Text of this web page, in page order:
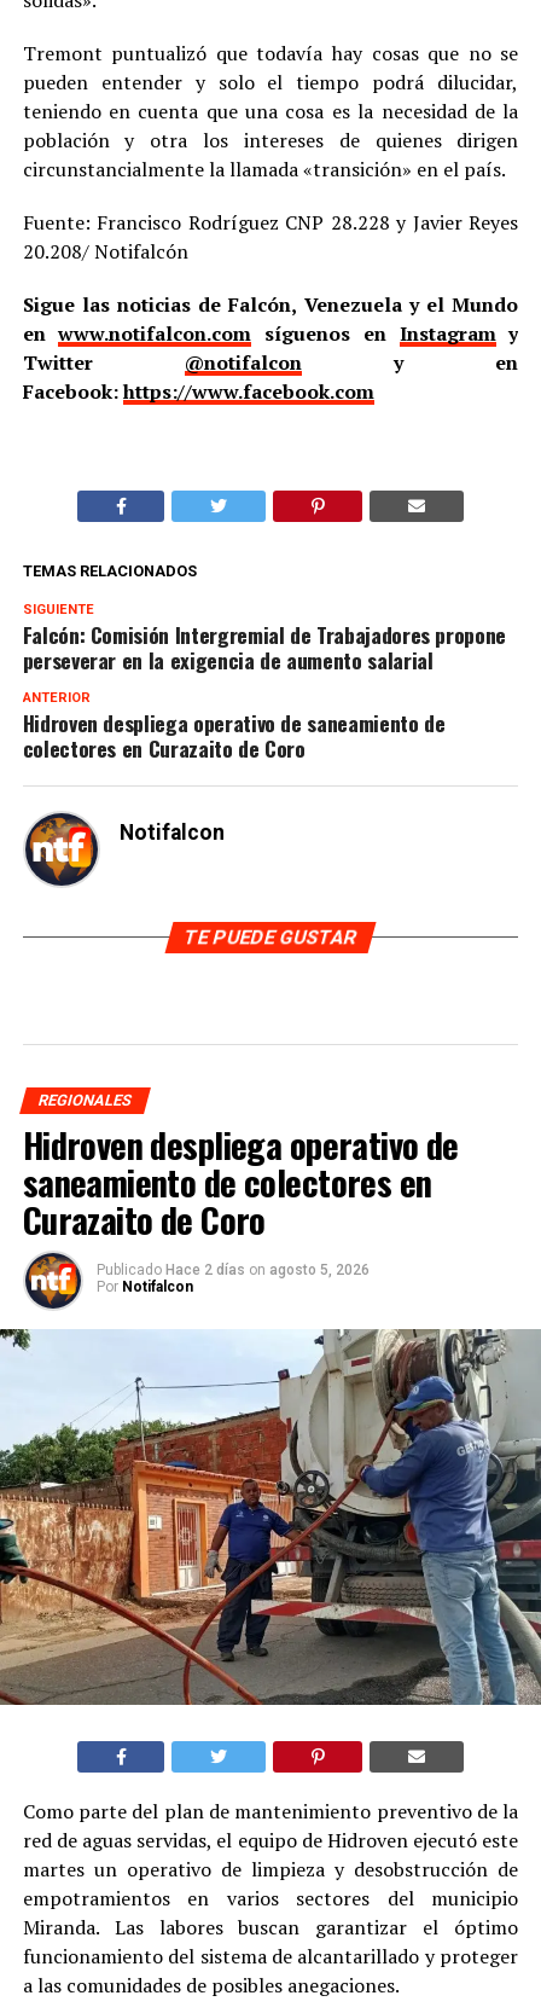
Tremont puntualizó que todavía hay cosas que no se
pueden entender y solo el tiempo podrá dilucidar,
teniendo en cuenta que una cosa es la necesidad de la
población y otra los intereses de quienes dirigen
circunstancialmente la llamada «transición» en el país.
Fuente: Francisco Rodríguez CNP 28.228 y Javier Reyes
20.208/ Notifalcón
Sigue las noticias de Falcón, Venezuela y el Mundo
enwww.notifalcon.com síguenos en Instagramy
Twitter @notifalcony en
Facebook:https://www.facebook.com
TEMAS RELACIONADOS
SIGUIENTE
Falcón: Comisión Intergremial de Trabajadores propone
perseverar en la exigencia de aumento salarial
ANTERIOR
Hidroven despliega operativo de saneamiento de
colectores en Curazaito de Coro
Notifalcon
TE PUEDE GUSTAR
REGIONALES
Hidroven despliega operativo de
saneamiento de colectores en
Curazaito de Coro
Publicado Hace 2 días on agosto 5, 2026
Por Notifalcon
Como parte del plan de mantenimiento preventivo de la
red de aguas servidas, el equipo de Hidroven ejecutó este
martes un operativo de limpieza y desobstrucción de
empotramientos en varios sectores del municipio
Miranda. Las labores buscan garantizar el óptimo
funcionamiento del sistema de alcantarillado y proteger
a las comunidades de posibles anegaciones.